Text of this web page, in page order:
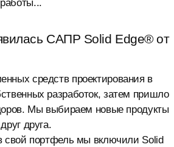
САПР Solid Edge® от
средств проектирования в
разработок, затем пришло
Мы выбираем новые продукты
друга.
свой портфель мы включили Solid